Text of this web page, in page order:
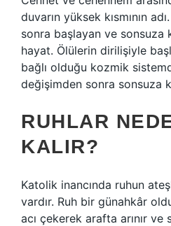
duvarın yüksek kısmının
sonra başlayan ve sonsuza
hayat. Ölülerin dirilişiyle
bağlı olduğu kozmik
değişimden sonra sonsuza
RUHLAR
KALIR?
Katolik inancında ruhun
vardır. Ruh bir günahkâr
acı çekerek arafta arınır ve